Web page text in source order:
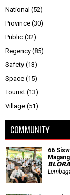
National (52)
Province (30)
Public (32)
Regency (85)
Safety (13)
Space (15)
Tourist (13)
Village (51)
COMMUNITY
66
𝗕𝗟𝗢𝗥𝗔